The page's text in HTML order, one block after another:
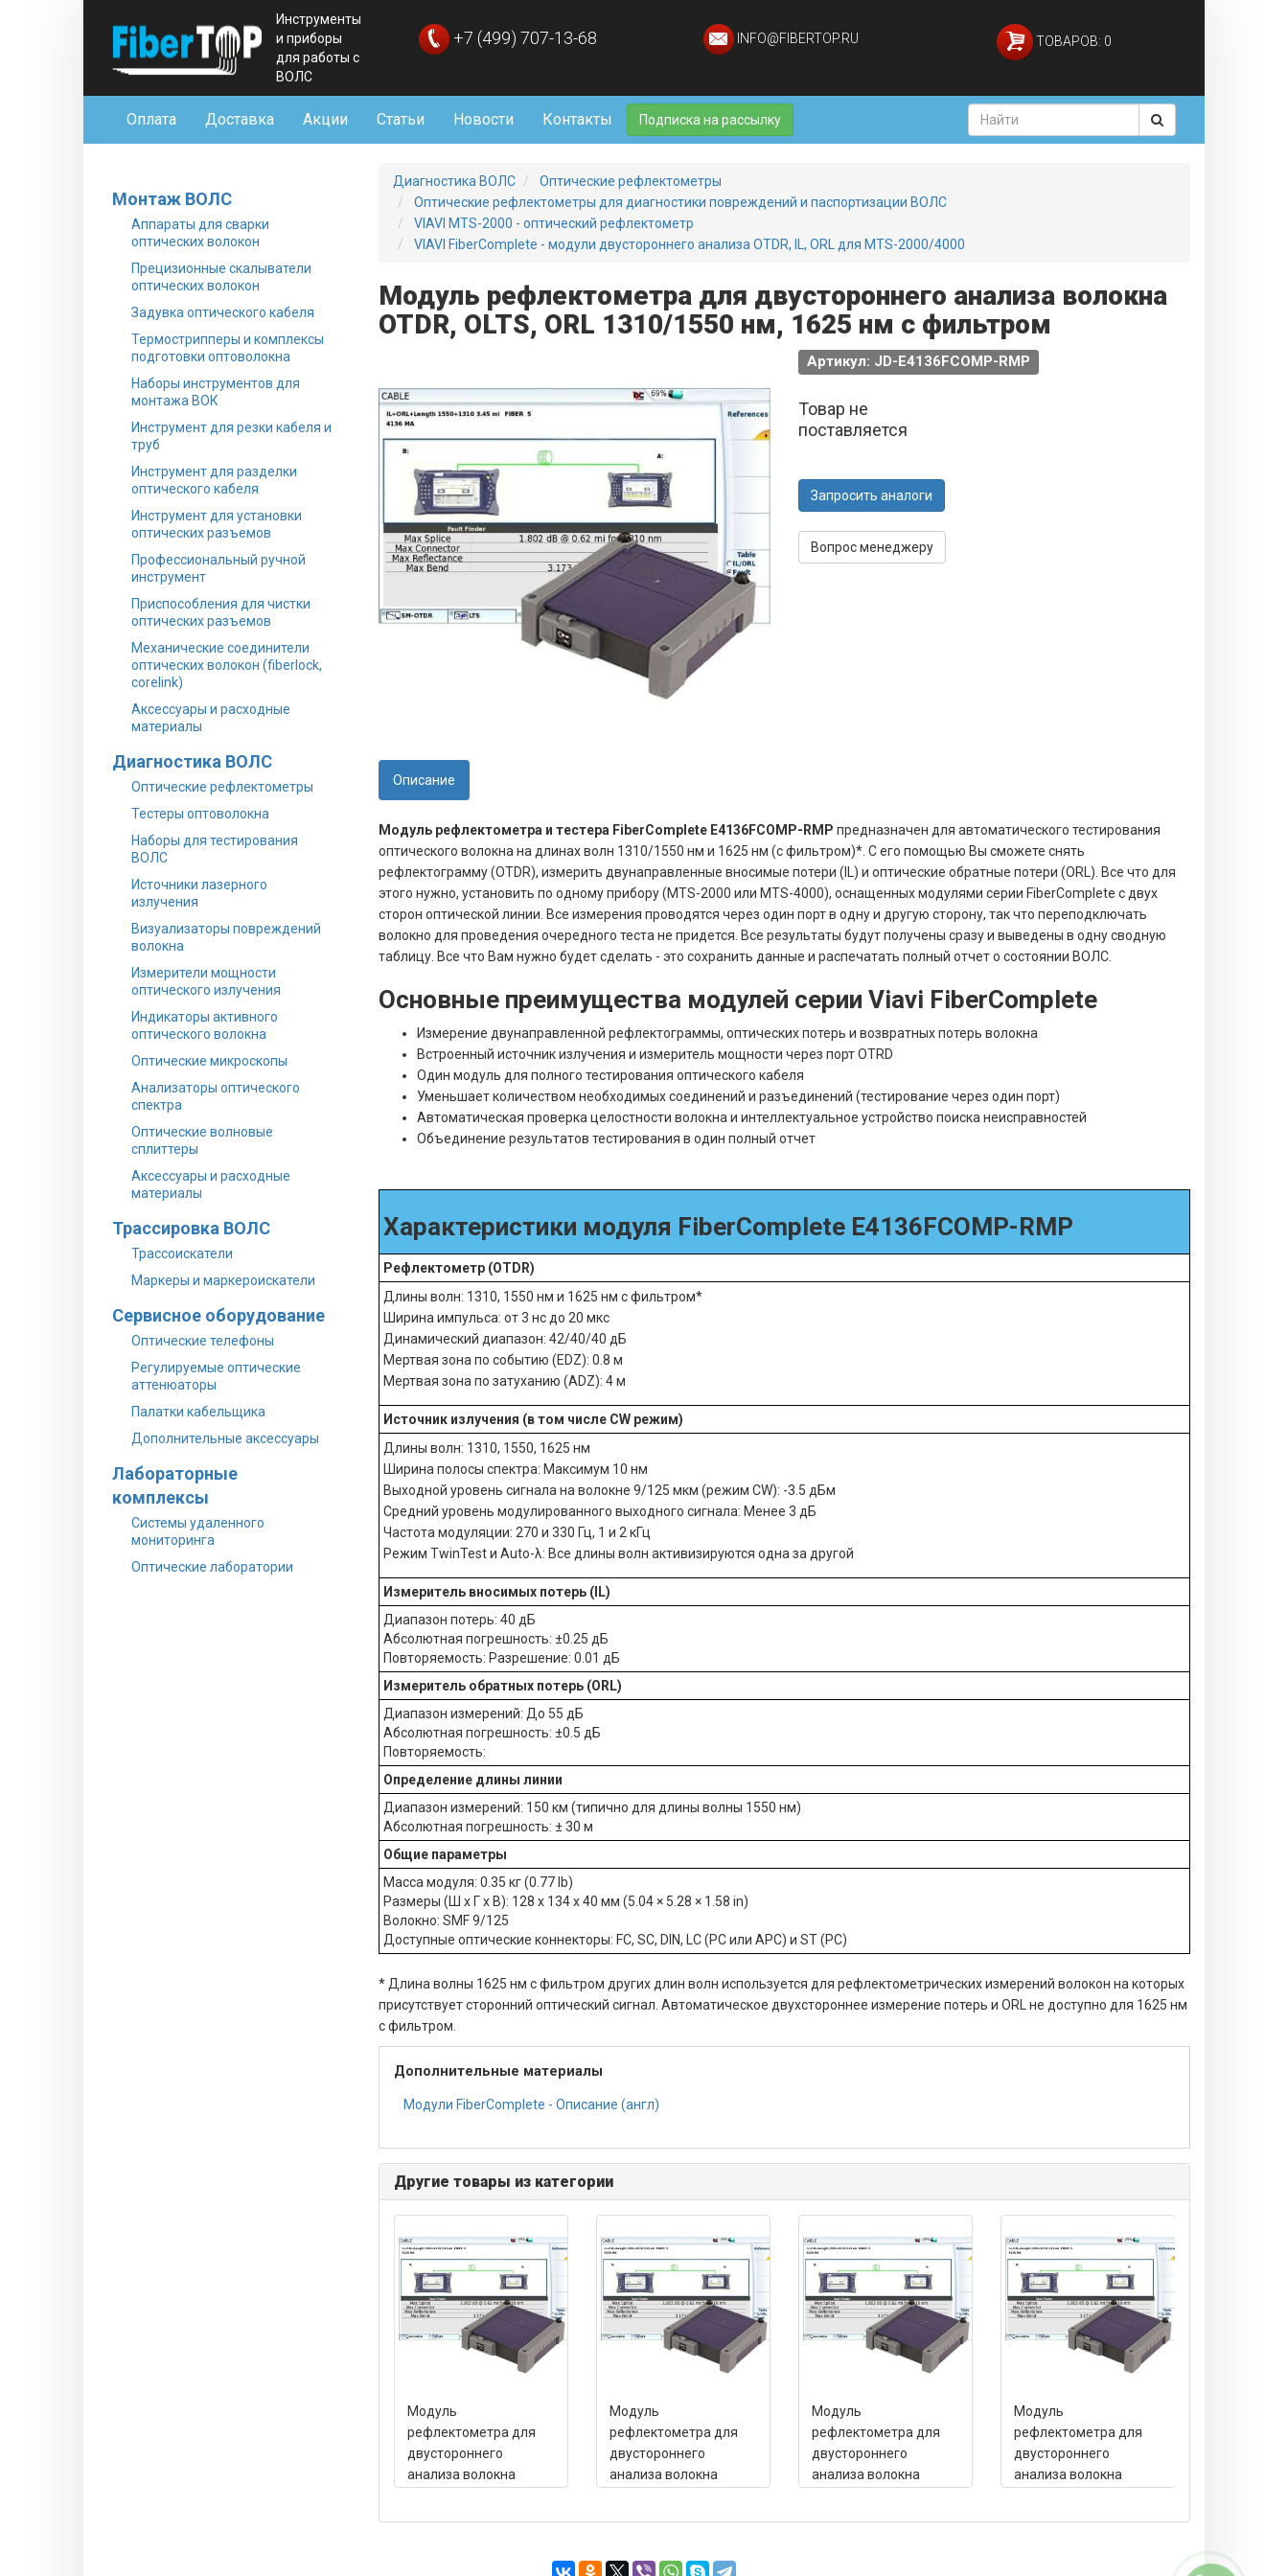
Инструменты
и приборы
для работы с
ВОЛС
+7 (499) 707-13-68 INFO@FIBERTOP.RU ТОВАРОВ: 0
Оплата Доставка Акции Статьи Новости Контакты Подписка на рассылку
Монтаж ВОЛС
Аппараты для сварки
оптических волокон
Прецизионные скалыватели
оптических волокон
Задувка оптического кабеля
Термострипперы и комплексы
подготовки оптоволокна
Наборы инструментов для
монтажа ВОК
Инструмент для резки кабеля и
труб
Инструмент для разделки
оптического кабеля
Инструмент для установки
оптических разъемов
Профессиональный ручной
инструмент
Приспособления для чистки
оптических разъемов
Механические соединители
оптических волокон (fiberlock,
corelink)
Аксессуары и расходные
материалы
Диагностика ВОЛС
Оптические рефлектометры
Тестеры оптоволокна
Наборы для тестирования
ВОЛС
Источники лазерного
излучения
Визуализаторы повреждений
волокна
Измерители мощности
оптического излучения
Индикаторы активного
оптического волокна
Оптические микроскопы
Анализаторы оптического
спектра
Оптические волновые
сплиттеры
Аксессуары и расходные
материалы
Трассировка ВОЛС
Трассоискатели
Маркеры и маркероискатели
Сервисное оборудование
Оптические телефоны
Регулируемые оптические
аттенюаторы
Палатки кабельщика
Дополнительные аксессуары
Лабораторные
комплексы
Системы удаленного
мониторинга
Оптические лаборатории
Диагностика ВОЛС
Оптические рефлектометры
Оптические рефлектометры для диагностики повреждений и паспортизации ВОЛС
VIAVI MTS-2000 - оптический рефлектометр
VIAVI FiberComplete - модули двустороннего анализа OTDR, IL, ORL для MTS-2000/4000
Модуль рефлектометра для двустороннего анализа волокна
OTDR, OLTS, ORL 1310/1550 нм, 1625 нм с фильтром
Артикул: JD-E4136FCOMP-RMP
Товар не
поставляется
Запросить аналоги
Вопрос менеджеру
Описание
Модуль рефлектометра и тестера FiberComplete E4136FCOMP-RMP предназначен для автоматического тестирования
оптического волокна на длинах волн 1310/1550 нм и 1625 нм (с фильтром)*. С его помощью Вы сможете снять
рефлектограмму (OTDR), измерить двунаправленные вносимые потери (IL) и оптические обратные потери (ORL). Все что для
этого нужно, установить по одному прибору (MTS-2000 или MTS-4000), оснащенных модулями серии FiberComplete с двух
сторон оптической линии. Все измерения проводятся через один порт в одну и другую сторону, так что переподключать
волокно для проведения очередного теста не придется. Все результаты будут получены сразу и выведены в одну сводную
таблицу. Все что Вам нужно будет сделать - это сохранить данные и распечатать полный отчет о состоянии ВОЛС.
Основные преимущества модулей серии Viavi FiberComplete
Измерение двунаправленной рефлектограммы, оптических потерь и возвратных потерь волокна
Встроенный источник излучения и измеритель мощности через порт OTRD
Один модуль для полного тестирования оптического кабеля
Уменьшает количеством необходимых соединений и разъединений (тестирование через один порт)
Автоматическая проверка целостности волокна и интеллектуальное устройство поиска неисправностей
Объединение результатов тестирования в один полный отчет
Характеристики модуля FiberComplete E4136FCOMP-RMP
Рефлектометр (OTDR)
Длины волн: 1310, 1550 нм и 1625 нм с фильтром*
Ширина импульса: от 3 нс до 20 мкс
Динамический диапазон: 42/40/40 дБ
Мертвая зона по событию (EDZ): 0.8 м
Мертвая зона по затуханию (ADZ): 4 м
Источник излучения (в том числе CW режим)
Длины волн: 1310, 1550, 1625 нм
Ширина полосы спектра: Максимум 10 нм
Выходной уровень сигнала на волокне 9/125 мкм (режим CW): -3.5 дБм
Средний уровень модулированного выходного сигнала: Менее 3 дБ
Частота модуляции: 270 и 330 Гц, 1 и 2 кГц
Режим TwinTest и Auto-λ: Все длины волн активизируются одна за другой
Измеритель вносимых потерь (IL)
Диапазон потерь: 40 дБ
Абсолютная погрешность: ±0.25 дБ
Повторяемость: Разрешение: 0.01 дБ
Измеритель обратных потерь (ORL)
Диапазон измерений: До 55 дБ
Абсолютная погрешность: ±0.5 дБ
Повторяемость:
Определение длины линии
Диапазон измерений: 150 км (типично для длины волны 1550 нм)
Абсолютная погрешность: ± 30 м
Общие параметры
Масса модуля: 0.35 кг (0.77 lb)
Размеры (Ш х Г х В): 128 х 134 х 40 мм (5.04 × 5.28 × 1.58 in)
Волокно: SMF 9/125
Доступные оптические коннекторы: FC, SC, DIN, LC (PC или APC) и ST (PC)
* Длина волны 1625 нм с фильтром других длин волн используется для рефлектометрических измерений волокон на которых
присутствует сторонний оптический сигнал. Автоматическое двухстороннее измерение потерь и ORL не доступно для 1625 нм
с фильтром.
Дополнительные материалы
Модули FiberComplete - Описание (англ)
Другие товары из категории
Модуль
рефлектометра для
двустороннего
анализа волокна
Модуль
рефлектометра для
двустороннего
анализа волокна
Модуль
рефлектометра для
двустороннего
анализа волокна
Модуль
рефлектометра для
двустороннего
анализа волокна